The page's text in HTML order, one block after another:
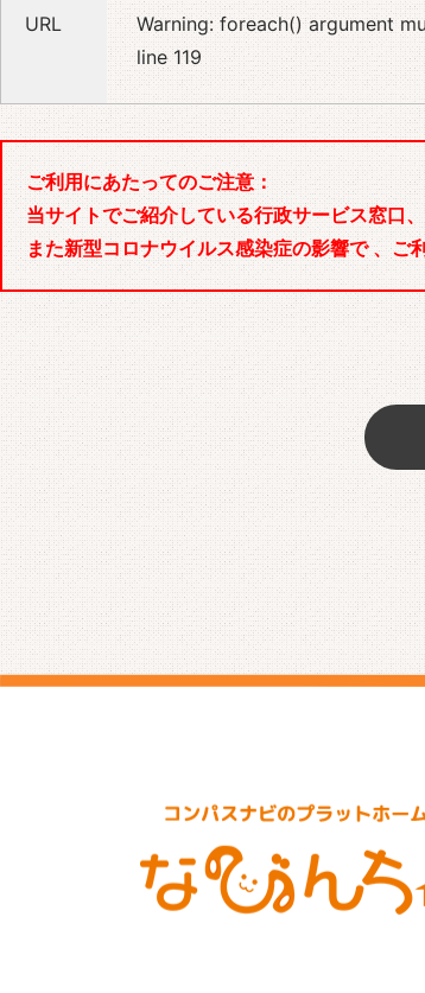
URL Warning: foreach() argument
line119
ご利用にあたってのご注意：
当サイトでご紹介している行政サービス窓口
また新型コロナウイルス感染症の影響で 、ご